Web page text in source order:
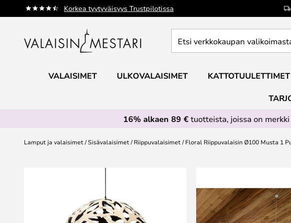
Korkea tyytyväisyys Trustpilotissa
Skip
to
verkkokaupan
VALAISIMET ULKOVALAISIMET KATTOTUULETTIMET
16% alkaen 89 €tuotteista, joissa on merkki
Lamput ja valaisimet Sisävalaisimet Riippuvalaisimet Floral Riippuvalaisin Ø100 Musta 1